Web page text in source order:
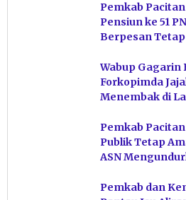
Pemkab
Pensiun ke 51
Berpesan
Wabup Gagarin
Forkopimda
Menembak di
Pemkab
Publik Tetap
ASN
Pemkab dan